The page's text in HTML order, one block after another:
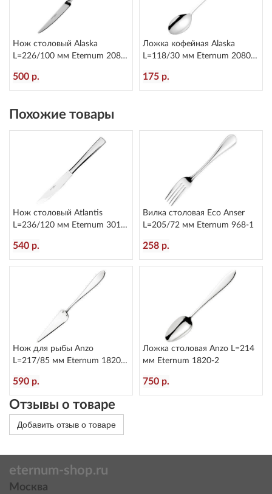
Нож столовый Alaska
L=226/100 мм Eternum 2080-
500 р.
Ложка кофейная Alaska
L=118/30 мм Eternum 2080-
175 р.
Похожие товары
Нож столовый Atlantis
L=236/120 мм Eternum 3010-
540 р.
Вилка столовая Eco Anser
L=205/72 мм Eternum 968-1
258 р.
Нож для рыбы Anzo
L=217/85 мм Eternum 1820-
590 р.
Ложка столовая Anzo L=214
мм Eternum 1820-2
750 р.
Отзывы о товаре
Добавить отзыв о товаре
eternum-shop.ru
Москва